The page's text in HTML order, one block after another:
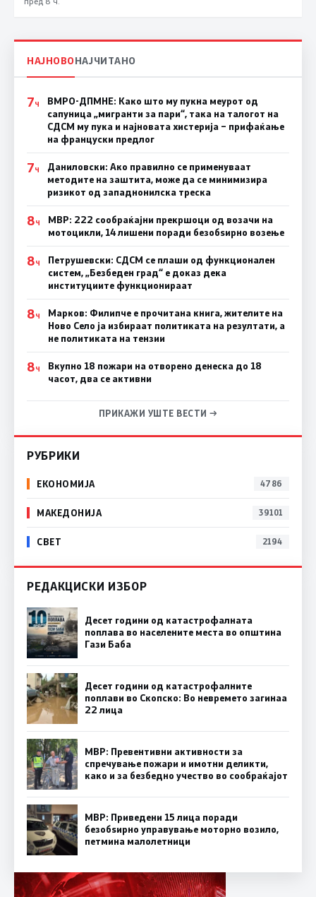
НАЈНОВОНАЈЧИТАНО
7Ч
ВМРО-ДПМНЕ: Како што му пукна меурот од
сапуница „мигранти за пари“, така на талогот на
СДСМ му пука и најновата хистерија – прифаќање
на француски предлог
7Ч
Даниловски: Ако правилно се применуваат
методите на заштита, може да се минимизира
ризикот од западнонилска треска
8Ч
МВР: 222 сообраќајни прекршоци од возачи на
мотоцикли, 14 лишени поради безобѕирно возење
8Ч
Петрушевски: СДСМ се плаши од функционален
систем, „Безбеден град“ е доказ дека
институциите функционираат
8Ч
Марков: Филипче е прочитана книга, жителите на
Ново Село ја избираат политиката на резултати, а
не политиката на тензии
8Ч
Вкупно 18 пожари на отворено денеска до 18
часот, два се активни
ПРИКАЖИ УШТЕ ВЕСТИ →
РУБРИКИ
ЕКОНОМИЈА 4786
МАКЕДОНИЈА 39101
СВЕТ 2194
РЕДАКЦИСКИ ИЗБОР
Десет години од катастрофалната
поплава во населените места во општина
Гази Баба
Десет години од катастрофалните
поплави во Скопско: Во невремето загинаа
22 лица
МВР: Превентивни активности за
спречување пожари и имотни деликти,
како и за безбедно учество во сообраќајот
МВР: Приведени 15 лица поради
безобѕирно управување моторно возило,
петмина малолетници